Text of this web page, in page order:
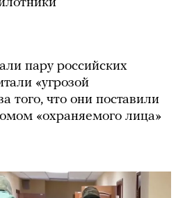
пару российских
«угрозой
того, что они поставили
«охраняемого лица»